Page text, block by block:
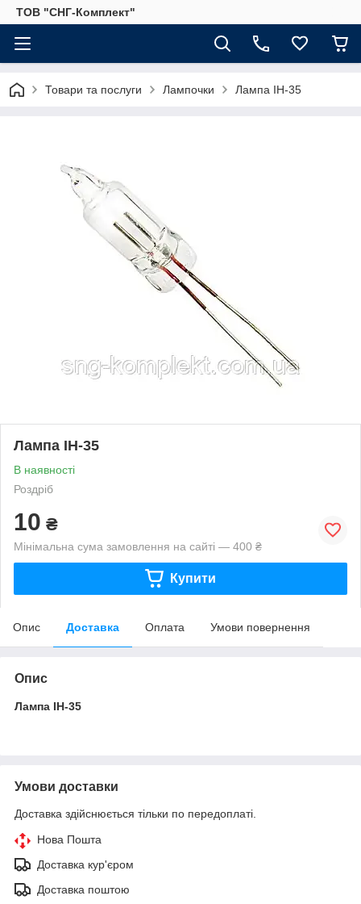
ТОВ "СНГ-Комплект"
Товари та послуги Лампочки Лампа ІН-35
Лампа ІН-35
В наявності
Роздріб
10 ₴
Мінімальна сума замовлення на сайті — 400 ₴
Купити
Опис Доставка Оплата Умови повернення
Опис
Лампа ІН-35
Умови доставки
Доставка здійснюється тільки по передоплаті.
Нова Пошта
Доставка кур'єром
Доставка поштою